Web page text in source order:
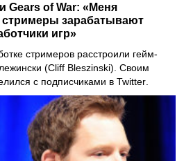
Gears of War: «Меня
стримеры зарабатывают
игр»
стримеров расстроили гейм-
(Cliff Bleszinski) . Своим
с подписчиками в Twitter